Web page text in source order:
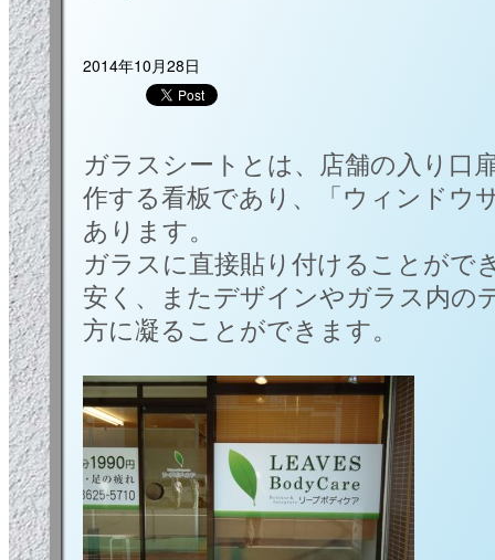
2014年10月28日
ガラスシートとは、店舗の入り口
作する看板であり、「ウィンドウ
あります。
ガラスに直接貼り付けることがで
安く、またデザインやガラス内の
方に凝ることができます。